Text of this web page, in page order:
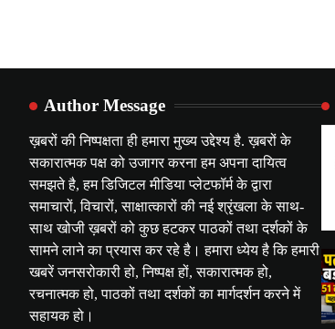
Author Message
ख़बरों की निष्पक्षता ही हमारा मुख्य उद्देश्य है. ख़बरों के
सकारात्मक पक्ष को उजागर करना हम अपना दायित्व
समझते है, हम डिजिटल मीडिया प्लेटफॉर्म के द्वारा
समाचारों, विचारों, साक्षात्कारों की नई श्रृंखला के साथ-
साथ खोजी ख़बरों को कुछ हटकर पाठकों तथा दर्शकों के
सामने लाने का प्रयास कर रहे है। हमारा ध्येय है कि हमारी
खबरें जनसरोकारी हो, निष्पक्ष हों, सकारात्मक हो,
रचनात्मक हो, पाठकों तथा दर्शकों का मार्गदर्शन करने में
सहायक हो।